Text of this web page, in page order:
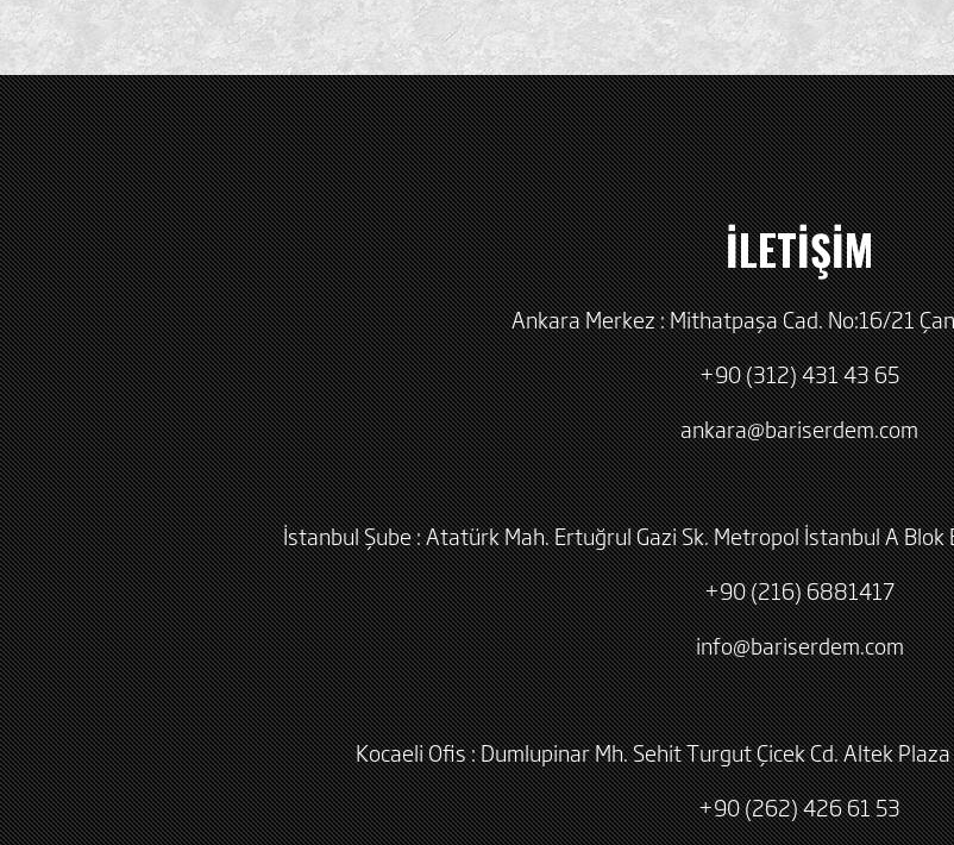
İLETİŞİM
Ankara Merkez : Mithatpaşa Cad. No:16/21
+90 (312) 431 43 65
ankara@bariserdem.com
İstanbul Şube : Atatürk Mah. Ertuğrul Gazi Sk. Metropol İstanbul A
+90 (216) 6881417
info@bariserdem.com
Kocaeli Ofis : Dumlupinar Mh. Sehit Turgut Çicek Cd. Altek
+90 (262) 426 61 53